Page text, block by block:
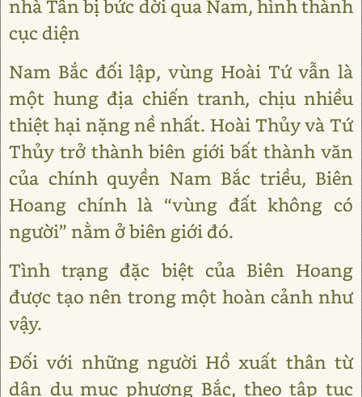
nhà Tấn bị bức dời qua Nam, hình thành
cục diện
Nam Bắc đối lập, vùng Hoài Tứ vẫn là
một hung địa chiến tranh, chịu nhiều
thiệt hại nặng nề nhất. Hoài Thủy và Tứ
Thủy trở thành biên giới bất thành văn
của chính quyền Nam Bắc triều, Biên
Hoang chính là “vùng đất không có
người” nằm ở biên giới đó.
Tình trạng đặc biệt của Biên Hoang
được tạo nên trong một hoàn cảnh như
vậy.
Đối với những người Hồ xuất thân từ
dân du mục phương Bắc, theo tập tục